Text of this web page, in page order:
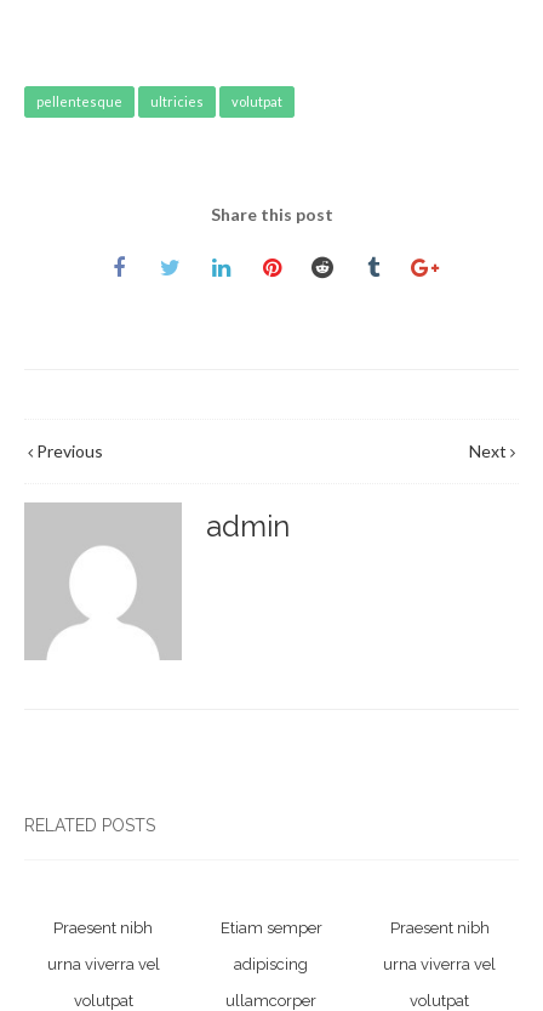
pellentesque ultricies volutpat
Share this post
Previous Next
admin
RELATED POSTS
Praesent nibh
urna viverra vel
volutpat
Etiam semper
adipiscing
ullamcorper
Praesent nibh
urna viverra vel
volutpat